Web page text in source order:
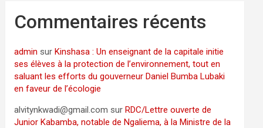
Commentaires récents
admin surKinshasa : Un enseignant de la capitale initie
ses élèves à la protection de l’environnement, tout en
saluant les efforts du gouverneur Daniel Bumba Lubaki
en faveur de l’écologie
alvitynkwadi@gmail.com surRDC/Lettre ouverte de
Junior Kabamba, notable de Ngaliema, à la Ministre de la